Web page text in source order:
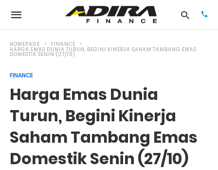
HOMEPAGE FINANCE
HARGA EMAS DUNIA TURUN, BEGINI KINERJA SAHAM TAMBANG EMAS
DOMESTIK SENIN (27/10)
FINANCE
Harga Emas Dunia
Turun, Begini Kinerja
Saham Tambang Emas
Domestik Senin (27/10)